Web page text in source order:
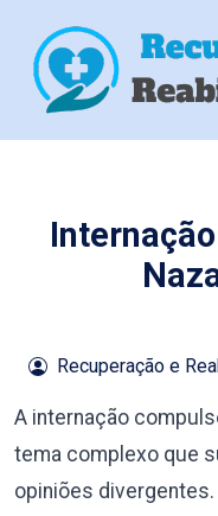
Recuperação e
A internação
tema complexo que
opiniões divergentes.